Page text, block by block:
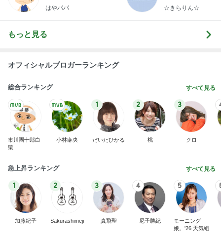
はやパパ
らりん☆のブログ
☆きらりん☆
もっと見る
オフィシャルブロガーランキング
総合ランキング すべて見る
市川團十郎白
猿
小林麻央
1
だいたひかる
2
桃
3
クロ
急上昇ランキング すべて見る
1
加藤紀子
2
Sakurashimeji
3
真飛聖
4
尼子勝紀
5
モーニング
娘。'26 天気組